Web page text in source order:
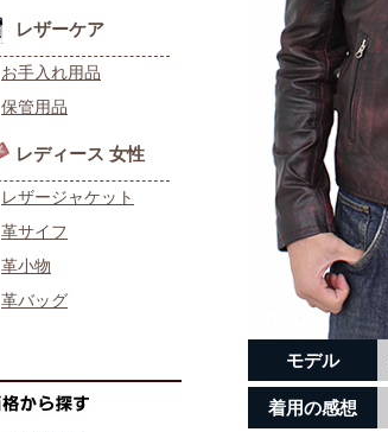
レザーケア
お手入れ用品
保管用品
レディース 女性
レザージャケット
革サイフ
革小物
革バッグ
モデル
着用の感想